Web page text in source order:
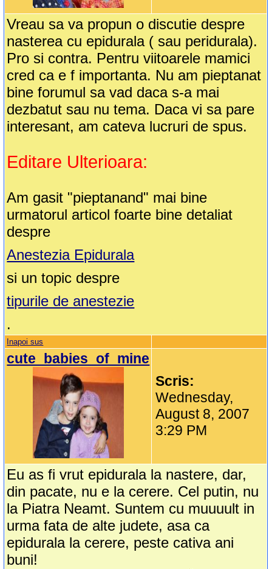
Vreau sa va propun o discutie despre
nasterea cu epidurala ( sau peridurala).
Pro si contra. Pentru viitoarele mamici
cred ca e f importanta. Nu am pieptanat
bine forumul sa vad daca s-a mai
dezbatut sau nu tema. Daca vi sa pare
interesant, am cateva lucruri de spus.
Editare Ulterioara:
Am gasit "pieptanand" mai bine
urmatorul articol foarte bine detaliat
despre
Anestezia Epidurala
si un topic despre
tipurile de anestezie
.
Inapoi sus
cute_babies_of_mine
Scris:
Wednesday,
August 8, 2007
3:29 PM
Eu as fi vrut epidurala la nastere, dar,
din pacate, nu e la cerere. Cel putin, nu
la Piatra Neamt. Suntem cu muuuult in
urma fata de alte judete, asa ca
epidurala la cerere, peste cativa ani
buni!